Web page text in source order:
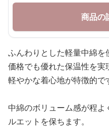
商品の
ふんわりとした軽量中綿
価格でも優れた保温性を実
軽やかな着心地が特徴的で
中綿のボリューム感が程
ルエットを保ちます。